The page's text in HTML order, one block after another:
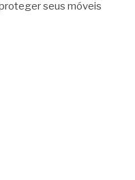
seus móveis